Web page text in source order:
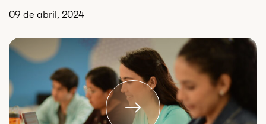
09 de abril, 2024